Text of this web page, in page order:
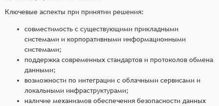
Ключевые аспекты при принятии решения:
совместимость с существующими прикладными
системами и корпоративными информационными
системами;
поддержка современных стандартов и протоколов обмена
данными;
возможности по интеграции с облачными сервисами и
локальными инфраструктурами;
наличие механизмов обеспечения безопасности данных